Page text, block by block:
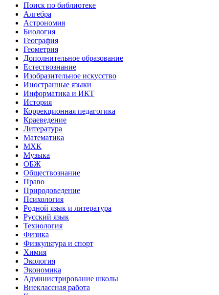
Поиск по библиотеке
Алгебра
Астрономия
Биология
География
Геометрия
Дополнительное образование
Естествознание
Изобразительное искусство
Иностранные языки
Информатика и ИКТ
История
Коррекционная педагогика
Краеведение
Литература
Математика
МХК
Музыка
ОБЖ
Обществознание
Право
Природоведение
Психология
Родной язык и литература
Русский язык
Технология
Физика
Физкультура и спорт
Химия
Экология
Экономика
Администрирование школы
Внеклассная работа